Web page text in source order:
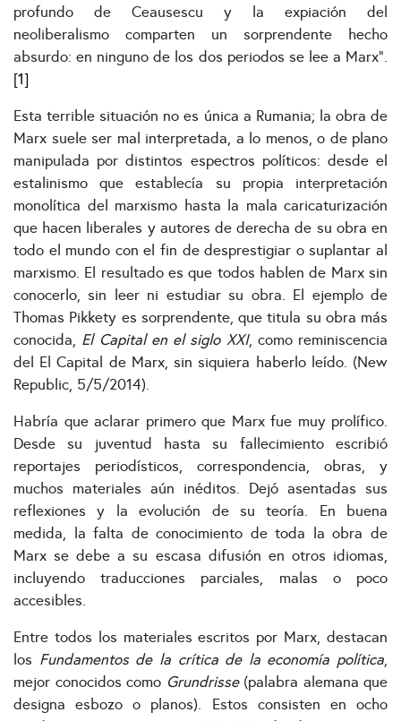
profundo de Ceausescu y la expiación del
neoliberalismo comparten un sorprendente hecho
absurdo: en ninguno de los dos periodos se lee a Marx”.
[1]
Esta terrible situación no es única a Rumania; la obra de
Marx suele ser mal interpretada, a lo menos, o de plano
manipulada por distintos espectros políticos: desde el
estalinismo que establecía su propia interpretación
monolítica del marxismo hasta la mala caricaturización
que hacen liberales y autores de derecha de su obra en
todo el mundo con el fin de desprestigiar o suplantar al
marxismo. El resultado es que todos hablen de Marx sin
conocerlo, sin leer ni estudiar su obra. El ejemplo de
Thomas Pikkety es sorprendente, que titula su obra más
conocida, El Capital en el siglo XXI, como reminiscencia
del El Capital de Marx, sin siquiera haberlo leído. (New
Republic, 5/5/2014).
Habría que aclarar primero que Marx fue muy prolífico.
Desde su juventud hasta su fallecimiento escribió
reportajes periodísticos, correspondencia, obras, y
muchos materiales aún inéditos. Dejó asentadas sus
reflexiones y la evolución de su teoría. En buena
medida, la falta de conocimiento de toda la obra de
Marx se debe a su escasa difusión en otros idiomas,
incluyendo traducciones parciales, malas o poco
accesibles.
Entre todos los materiales escritos por Marx, destacan
los Fundamentos de la crítica de la economía política,
mejor conocidos como Grundrisse(palabra alemana que
designa esbozo o planos). Estos consisten en ocho